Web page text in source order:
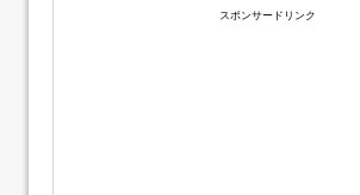
スポンサードリンク